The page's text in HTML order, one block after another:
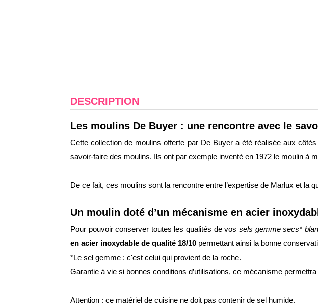
DESCRIPTION
Les moulins De Buyer : une rencontre avec le
Cette collection de moulins offerte par De Buyer a été réalisée aux
savoir-faire des moulins. Ils ont par exemple inventé en 1972 le moulin à
De ce fait, ces moulins sont la rencontre entre l’expertise de Marlux et la
Un moulin doté d’un mécanisme en acier
Pour pouvoir conserver toutes les qualités de vos sels gemme secs*
en acier inoxydable de qualité 18/10 permettant ainsi la bonne
*Le sel gemme : c'est celui qui provient de la roche.
Garantie à vie si bonnes conditions d’utilisations, ce mécanisme
Attention : ce matériel de cuisine ne doit pas contenir de sel humide.